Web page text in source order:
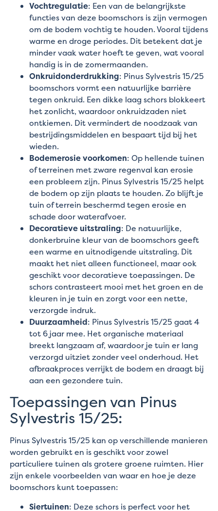
Vochtregulatie: Een van de belangrijkste
functies van deze boomschors is zijn vermogen
om de bodem vochtig te houden. Vooral tijdens
warme en droge periodes. Dit betekent dat je
minder vaak water hoeft te geven, wat vooral
handig is in de zomermaanden.
Onkruidonderdrukking: Pinus Sylvestris 15/25
boomschors vormt een natuurlijke barrière
tegen onkruid. Een dikke laag schors blokkeert
het zonlicht, waardoor onkruidzaden niet
ontkiemen. Dit vermindert de noodzaak van
bestrijdingsmiddelen en bespaart tijd bij het
wieden.
Bodemerosie voorkomen: Op hellende tuinen
of terreinen met zware regenval kan erosie
een probleem zijn. Pinus Sylvestris 15/25 helpt
de bodem op zijn plaats te houden. Zo blijft je
tuin of terrein beschermd tegen erosie en
schade door waterafvoer.
Decoratieve uitstraling: De natuurlijke,
donkerbruine kleur van de boomschors geeft
een warme en uitnodigende uitstraling. Dit
maakt het niet alleen functioneel, maar ook
geschikt voor decoratieve toepassingen. De
schors contrasteert mooi met het groen en de
kleuren in je tuin en zorgt voor een nette,
verzorgde indruk.
Duurzaamheid: Pinus Sylvestris 15/25 gaat 4
tot 6 jaar mee. Het organische materiaal
breekt langzaam af, waardoor je tuin er lang
verzorgd uitziet zonder veel onderhoud. Het
afbraakproces verrijkt de bodem en draagt bij
aan een gezondere tuin.
Toepassingen van Pinus
Sylvestris 15/25:
Pinus Sylvestris 15/25 kan op verschillende manieren
worden gebruikt en is geschikt voor zowel
particuliere tuinen als grotere groene ruimten. Hier
zijn enkele voorbeelden van waar en hoe je deze
boomschors kunt toepassen:
Siertuinen: Deze schors is perfect voor het